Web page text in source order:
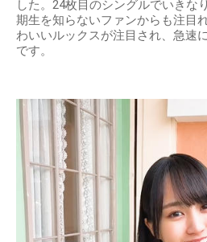
した。24枚目のシングルでいきな
期生を知らないファンからも注目
わいいルックスが注目され、急速
です。